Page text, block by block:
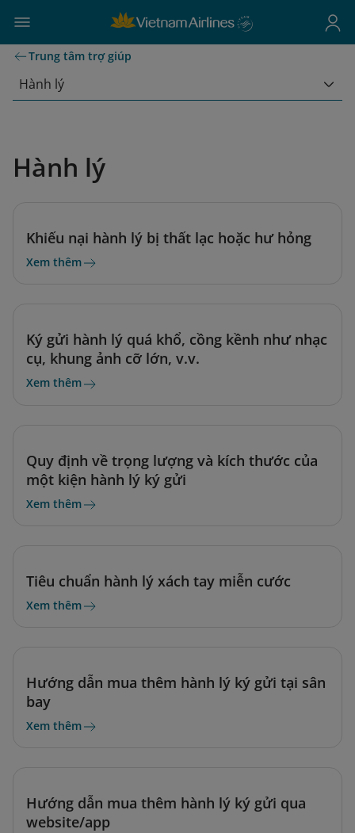
Trung tâm trợ giúp
Hành lý
Hành lý
Khiếu nại hành lý bị thất lạc hoặc hư hỏng
Xem thêm
Ký gửi hành lý quá khổ, cồng kềnh như nhạc
cụ, khung ảnh cỡ lớn, v.v.
Xem thêm
Quy định về trọng lượng và kích thước của
một kiện hành lý ký gửi
Xem thêm
Tiêu chuẩn hành lý xách tay miễn cước
Xem thêm
Hướng dẫn mua thêm hành lý ký gửi tại sân
bay
Xem thêm
Hướng dẫn mua thêm hành lý ký gửi qua
website/app